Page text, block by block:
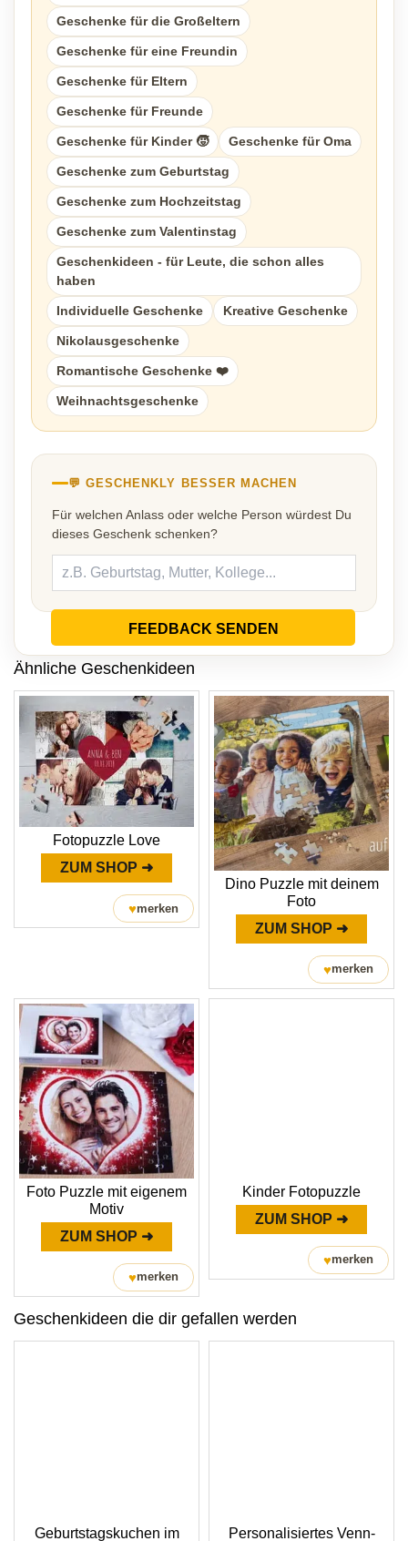
Geschenke für die Großeltern
Geschenke für eine Freundin
Geschenke für Eltern
Geschenke für Freunde
Geschenke für Kinder 🧒 Geschenke für Oma
Geschenke zum Geburtstag
Geschenke zum Hochzeitstag
Geschenke zum Valentinstag
Geschenkideen - für Leute, die schon alles
haben
Individuelle Geschenke Kreative Geschenke
Nikolausgeschenke
Romantische Geschenke ❤️
Weihnachtsgeschenke
💬 GESCHENKLY BESSER MACHEN
Für welchen Anlass oder welche Person würdest Du
dieses Geschenk schenken?
FEEDBACK SENDEN
Ähnliche Geschenkideen
Fotopuzzle Love
ZUM SHOP ➜
♥merken
Dino Puzzle mit deinem
Foto
ZUM SHOP ➜
♥merken
Foto Puzzle mit eigenem
Motiv
ZUM SHOP ➜
♥merken
Kinder Fotopuzzle
ZUM SHOP ➜
♥merken
Geschenkideen die dir gefallen werden
Geburtstagskuchen im
Personalisiertes Venn-